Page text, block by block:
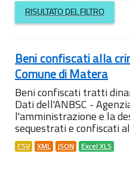
RISULTATO DEL FILTRO
Beni confiscati alla
Comune di Matera
Beni confiscati tratti
Dati dell'ANBSC -
l'amministrazione e la
sequestrati e confiscati
CSV XML JSON Excel XLS